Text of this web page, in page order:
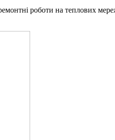
роботи на теплових